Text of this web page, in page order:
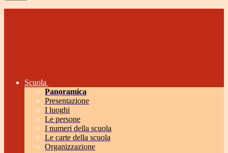
Scuola
Panoramica
Presentazione
I luoghi
Le persone
I numeri della scuola
Le carte della scuola
Organizzazione